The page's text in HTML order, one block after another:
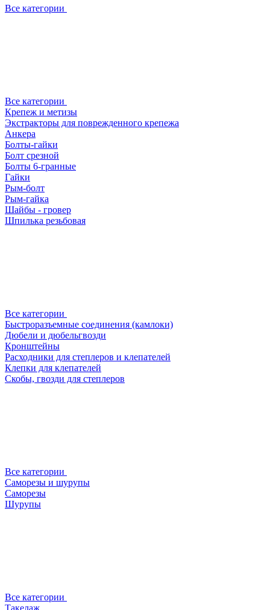
Все категории
Все категории
Крепеж и метизы
Экстракторы для поврежденного крепежа
Анкера
Болты-гайки
Болт срезной
Болты 6-гранные
Гайки
Рым-болт
Рым-гайка
Шайбы - гровер
Шпилька резьбовая
Все категории
Быстроразъемные соединения (камлоки)
Дюбели и дюбельгвозди
Кронштейны
Расходники для степлеров и клепателей
Клепки для клепателей
Скобы, гвозди для степлеров
Все категории
Саморезы и шурупы
Саморезы
Шурупы
Все категории
Такелаж